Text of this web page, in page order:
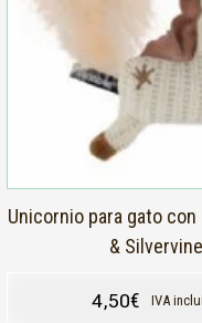
Unicornio para gato con
& Silvervine
4,50€ IVA